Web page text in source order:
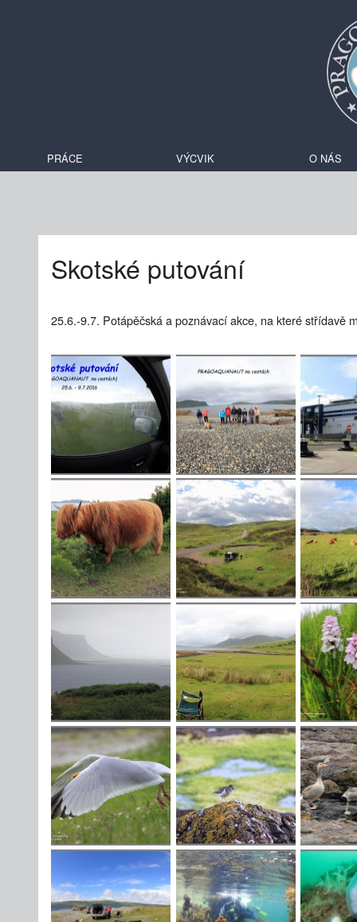
PRÁCE VÝCVIK O NÁS
Skotské putování
25.6.-9.7. Potápěčská a poznávací akce, na které střídavě